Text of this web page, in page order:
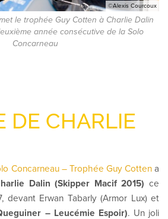
le trophée Guy Cotten à Charlie Dalin
année consécutive de la Solo
Concarneau
©Alexis Courcoux
DE CHARLIE
Concarneau – Trophée Guy Cottena
Dalin (Skipper Macif 2015) ce
devant Erwan Tabarly (Armor Lux) et
– Leucémie Espoir). Un joli